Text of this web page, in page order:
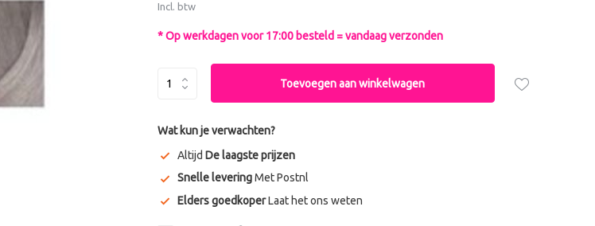
Incl. btw
* Op werkdagen voor 17:00 besteld = vandaag verzonden
Toevoegen aan winkelwagen
Wat kun je verwachten?
Altijd De laagste prijzen
Snelle leveringMet Postnl
Elders goedkoperLaat het ons weten